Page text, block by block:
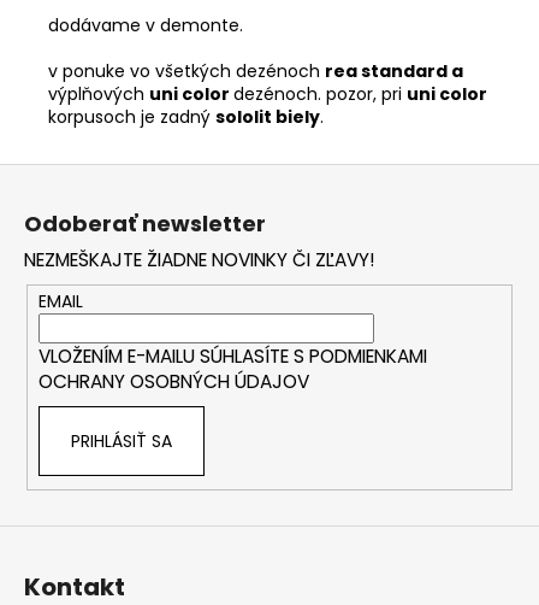
dodávame v demonte.
v ponuke vo všetkých dezénoch rea standard a
výplňových uni color dezénoch. pozor, pri uni color
korpusoch je zadný sololit biely.
Z
Odoberať newsletter
NEZMEŠKAJTE ŽIADNE NOVINKY ČI ZĽAVY!
EMAIL
VLOŽENÍM E-MAILU SÚHLASÍTE S PODMIENKAMI
OCHRANY OSOBNÝCH ÚDAJOV
PRIHLÁSIŤ SA
Kontakt